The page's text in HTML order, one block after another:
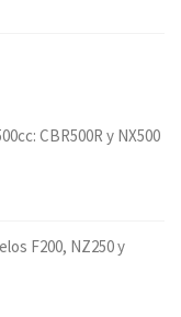
CBR500R y NX500
F200, NZ250 y